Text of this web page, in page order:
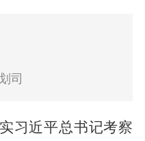
司
习近平总书记考察